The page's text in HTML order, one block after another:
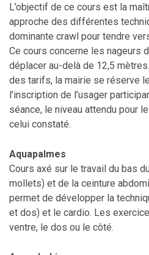
L’objectif de ce cours est la
approche des différentes
dominante crawl pour tendre
Ce cours concerne les nageurs
déplacer au-delà de 12,5
des tarifs, la mairie se réserve
l’inscription de l’usager
séance, le niveau attendu pour
celui constaté.
Aquapalmes
Cours axé sur le travail du bas
mollets) et de la ceinture
permet de développer la
et dos) et le cardio. Les
ventre, le dos ou le côté.